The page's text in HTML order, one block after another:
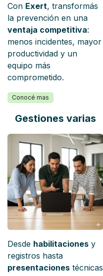
Con Exert, transformás
la prevención en una
ventaja competitiva:
menos incidentes, mayor
productividad y un
equipo más
comprometido.
Conocé mas
Gestiones varias
Desde habilitaciones y
registros hasta
presentaciones técnicas